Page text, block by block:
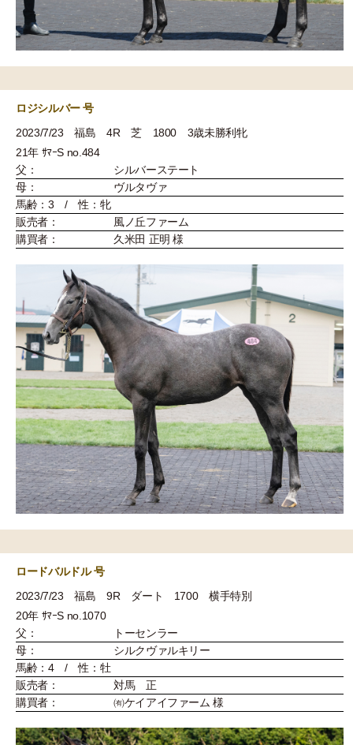
ロジシルバー 号
2023/7/23 福島 4R 芝 1800 3歳未勝利牝
21年 ｻﾏｰS no.484
父：
シルバーステート
母：
ヴルタヴァ
馬齢：3 / 性：牝
販売者：
風ノ丘ファーム
購買者：
久米田 正明 様
ロードバルドル 号
2023/7/23 福島 9R ダート 1700 横手特別
20年 ｻﾏｰS no.1070
父：
トーセンラー
母：
シルクヴァルキリー
馬齢：4 / 性：牡
販売者：
対馬 正
購買者：
㈲ケイアイファーム 様